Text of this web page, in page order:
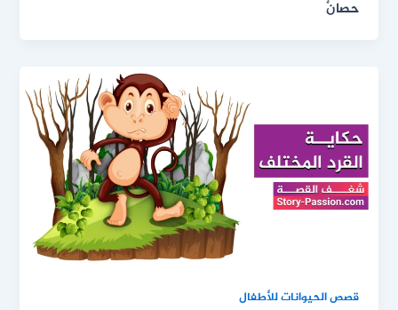
حصانٌ
قصص الحيوانات للأطفال